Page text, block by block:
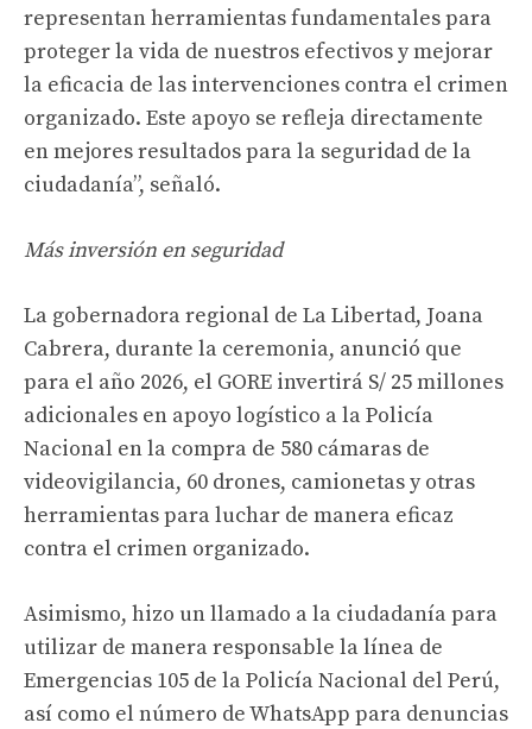
representan herramientas fundamentales para
proteger la vida de nuestros efectivos y mejorar
la eficacia de las intervenciones contra el crimen
organizado. Este apoyo se refleja directamente
en mejores resultados para la seguridad de la
ciudadanía”, señaló.
Más inversión en seguridad
La gobernadora regional de La Libertad, Joana
Cabrera, durante la ceremonia, anunció que
para el año 2026, el GORE invertirá S/ 25 millones
adicionales en apoyo logístico a la Policía
Nacional en la compra de 580 cámaras de
videovigilancia, 60 drones, camionetas y otras
herramientas para luchar de manera eficaz
contra el crimen organizado.
Asimismo, hizo un llamado a la ciudadanía para
utilizar de manera responsable la línea de
Emergencias 105 de la Policía Nacional del Perú,
así como el número de WhatsApp para denuncias